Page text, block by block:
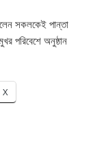
সকলকেই পান্তা
পরিবেশে অনুষ্ঠান
X